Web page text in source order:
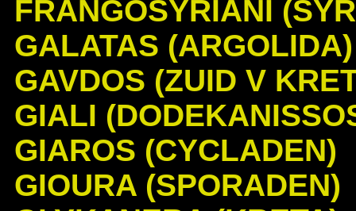
FRANGOSYRIANI
GALATAS (ARGOLIDA)
GAVDOS (ZUID V
GIALI
GIAROS (CYCLADEN)
GIOURA (SPORADEN)